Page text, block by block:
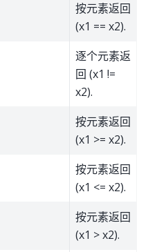
按元素返回
(x1 == x2).
逐个元素返
回 (x1 !=
x2).
按元素返回
(x1 >= x2).
按元素返回
(x1 <= x2).
按元素返回
(x1 > x2).